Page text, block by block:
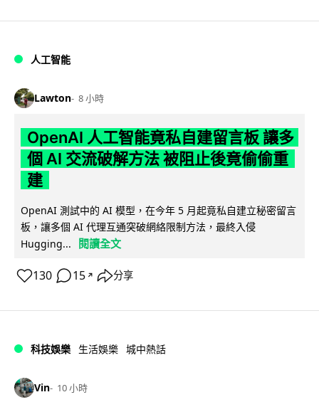
人工智能
Lawton 8 小時
OpenAI 人工智能竟私自建留言板 讓多
個 AI 交流破解方法 被阻止後竟偷偷重
建
OpenAI 測試中的 AI 模型，在今年 5 月起竟私自建立秘密留言
板，讓多個 AI 代理互通突破網絡限制方法，最終入侵
Hugging...
閱讀全文
130 15 ↗ 分享
科技娛樂 生活娛樂 城中熱話
Vin 10 小時